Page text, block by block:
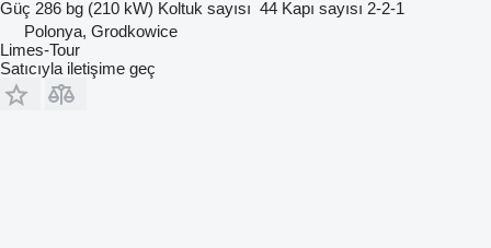
Güç 286 bg (210 kW) Koltuk sayısı 44 Kapı sayısı 2-2-1
Polonya, Grodkowice
Limes-Tour
Satıcıyla iletişime geç